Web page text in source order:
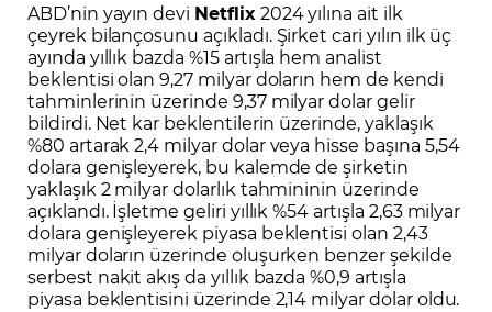
ABD’nin yayın devi Netflix2024 yılına ait ilk
çeyrek bilançosunu açıkladı. Şirket cari yılın ilk üç
ayında yıllık bazda %15 artışla hem analist
beklentisi olan 9,27 milyar doların hem de kendi
tahminlerinin üzerinde 9,37 milyar dolar gelir
bildirdi. Net kar beklentilerin üzerinde, yaklaşık
%80 artarak 2,4 milyar dolar veya hisse başına 5,54
dolara genişleyerek, bu kalemde de şirketin
yaklaşık 2 milyar dolarlık tahmininin üzerinde
açıklandı. İşletme geliri yıllık %54 artışla 2,63 milyar
dolara genişleyerek piyasa beklentisi olan 2,43
milyar doların üzerinde oluşurken benzer şekilde
serbest nakit akış da yıllık bazda %0,9 artışla
piyasa beklentisini üzerinde 2,14 milyar dolar oldu.